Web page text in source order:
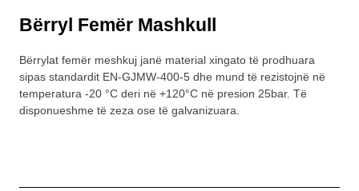
Bërryl Femër Mashkull
Bërrylat femër meshkuj janë material xingato të prodhuara
sipas standardit EN-GJMW-400-5 dhe mund të rezistojnë në
temperatura -20 °C deri në +120°C në presion 25bar. Të
disponueshme të zeza ose të galvanizuara.